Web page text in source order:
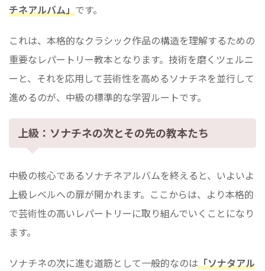
チネアルバム」です。
これは、本格的なクラシック作品の構造を理解するための
重要なレパートリー教本となります。技術を磨くツェルニ
ーと、それを応用して芸術性を高めるソナチネを並行して
進めるのが、中級の標準的な学習ルートです。
上級：ソナチネの次とその先の教本たち
中級の核心であるソナチネアルバムを終えると、いよいよ
上級レベルへの扉が開かれます。ここからは、より本格的
で芸術性の高いレパートリーに取り組んでいくことになり
ます。
ソナチネの次に進む道筋として一般的なのは「ソナタアル